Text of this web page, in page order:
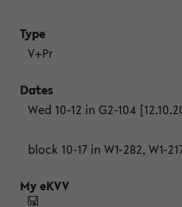
V+Pr
Wed 10-12 in G2-104
block 10-17 in W1-282, W1-